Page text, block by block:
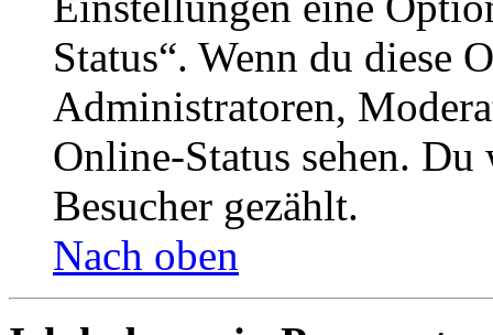
Status“. Wenn du diese
Administratoren,
Online-Status sehen.
Besucher gezählt.
Nach oben